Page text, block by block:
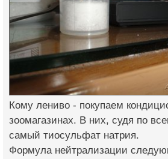
Кому лениво - покупаем
зоомагазинах. В них, судя по
самый тиосульфат натрия.
Формула нейтрализации